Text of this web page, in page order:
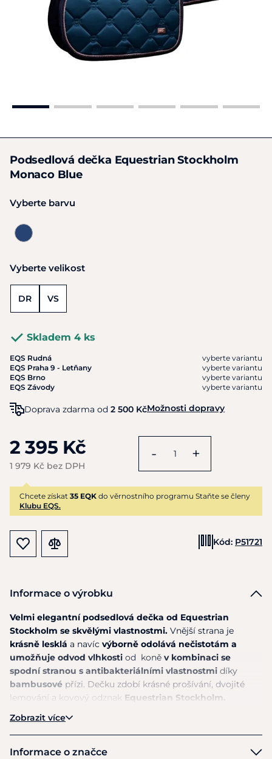
Podsedlová dečka Equestrian Stockholm
Monaco Blue
Vyberte barvu
Vyberte velikost
DR VS
Skladem 4 ks
EQS Rudná
vyberte variantu
EQS Praha 9 - Letňany
vyberte variantu
EQS Brno
vyberte variantu
EQS Závody
vyberte variantu
Doprava zdarma od 2 500 KčMožnosti dopravy
2 395 Kč
1 979 Kč bez DPH
- +
Chcete získat 35 EQK do věrnostního programu Staňte se členy
Klubu EQS.
Kód: P51721
Informace o výrobku
Velmi elegantní podsedlová dečka od Equestrian
Stockholm se skvělými vlastnostmi. Vnější strana je
krásně lesklá a navíc výborně odolává nečistotám a
umožňuje odvod vlhkosti od koně v kombinaci se
spodní stranou s antibakteriálními vlastnostmi díky
bambusové přízi. Dečku zdobí krásné prošívání, dvojité
lemování a kovový odznak Equestrian Stockholm.
Materiál: vnější 100% polyester, vnitřní rychleschnoucí
podšívka s příměsí bambusových vláken
Zobrazit více
Informace o značce